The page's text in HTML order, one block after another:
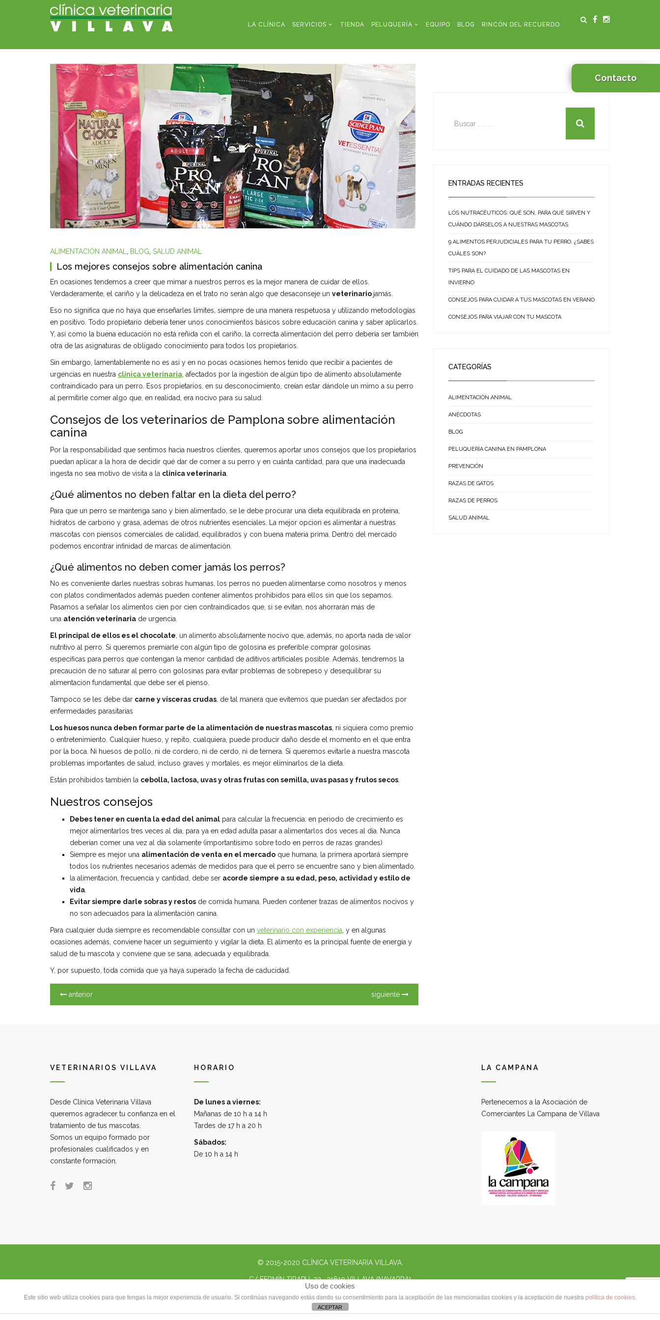
LA CLÍNICA SERVICIOS TIENDA PELUQUERÍA EQUIPO BLOG RINCÓN DEL RECUERDO
Contacto
ALIMENTACIÓN ANIMAL BLOG SALUD ANIMAL
Los mejores consejos sobre alimentación canina
En ocasiones tendemos a creer que mimar a nuestros perros es la mejor manera de cuidar de ellos.
Verdaderamente, el cariño y la delicadeza en el trato no serán algo que desaconseje un veterinario jamás.
Eso no significa que no haya que enseñarles límites, siempre de una manera respetuosa y utilizando metodologías
en positivo. Todo propietario debería tener unos conocimientos básicos sobre educación canina y saber aplicarlos.
Y, así como la buena educación no está reñida con el cariño, la correcta alimentación del perro debería ser también
otra de las asignaturas de obligado conocimiento para todos los propietarios.
Sin embargo, lamentablemente no es así y en no pocas ocasiones hemos tenido que recibir a pacientes de
urgencias en nuestra clínica veterinaria , afectados por la ingestión de algún tipo de alimento absolutamente
contraindicado para un perro. Esos propietarios, en su desconocimiento, creían estar dándole un mimo a su perro
al permitirle comer algo que, en realidad, era nocivo para su salud.
Consejos de los veterinarios de Pamplona sobre alimentación
canina
Por la responsabilidad que sentimos hacia nuestros clientes, queremos aportar unos consejos que los propietarios
puedan aplicar a la hora de decidir qué dar de comer a su perro y en cuánta cantidad, para que una inadecuada
ingesta no sea motivo de visita a la clínica veterinaria
¿Qué alimentos no deben faltar en la dieta del perro?
Para que un perro se mantenga sano y bien alimentado, se le debe procurar una dieta equilibrada en proteina,
hidratos de carbono y grasa, ademas de otros nutrientes esenciales. La mejor opcion es alimentar a nuestras
mascotas con piensos comerciales de calidad, equilibrados y con buena materia prima. Dentro del mercado
podemos encontrar infinidad de marcas de alimentación.
¿Qué alimentos no deben comer jamás los perros?
No es conveniente darles nuestras sobras humanas, los perros no pueden alimentarse como nosotros y menos
con platos condimentados además pueden contener alimentos prohibidos para ellos sin que los sepamos.
Pasamos a señalar los alimentos cien por cien contraindicados que, si se evitan, nos ahorrarán más de
una atención veterinaria de urgencia.
El principal de ellos es el chocolate , un alimento absolutamente nocivo que, además, no aporta nada de valor
nutritivo al perro. Si queremos premiarle con algún tipo de golosina es preferible comprar golosinas
específicas para perros que contengan la menor cantidad de aditivos artificiales posible. Además, tendremos la
precaución de no saturar al perro con golosinas para evitar problemas de sobrepeso y desequilibrar su
alimentacion fundamental que debe ser el pienso.
Tampoco se les debe dar carne y vísceras crudas , de tal manera que evitemos que puedan ser afectados por
enfermedades parasitarias
Los huesos nunca deben formar parte de la alimentación de nuestras mascotas , ni siquiera como premio
o entretenimiento. Cualquier hueso, y repito, cualquiera, puede producir daño desde el momento en el que entra
por la boca. Ni huesos de pollo, ni de cordero, ni de cerdo, ni de ternera. Si queremos evitarle a nuestra mascota
problemas importantes de salud, incluso graves y mortales, es mejor eliminarlos de la dieta.
Están prohibidos también la cebolla, lactosa, uvas y otras frutas con semilla, uvas pasas y frutos secos
Nuestros consejos
Debes tener en cuenta la edad del animal para calcular la frecuencia: en periodo de crecimiento es
mejor alimentarlos tres veces al día, para ya en edad adulta pasar a alimentarlos dos veces al día. Nunca
deberían comer una vez al día solamente (importantísimo sobre todo en perros de razas grandes)
Siempre es mejor una alimentación de venta en el mercado que humana, la primera aportará siempre
todos los nutrientes necesarios además de medidos para que el perro se encuentre sano y bien alimentado.
la alimentación, frecuencia y cantidad, debe ser acorde siempre a su edad, peso, actividad y estilo de
vida
Evitar siempre darle sobras y restos de comida humana. Pueden contener trazas de alimentos nocivos y
no son adecuados para la alimentación canina.
Para cualquier duda siempre es recomendable consultar con un veterinario con experiencia , y en algunas
ocasiones además, conviene hacer un seguimiento y vigilar la dieta. El alimento es la principal fuente de energía y
salud de tu mascota y conviene que se sana, adecuada y equilibrada.
Y, por supuesto, toda comida que ya haya superado la fecha de caducidad.
anterior siguiente
ENTRADAS RECIENTES
LOS NUTRACÉUTICOS: QUÉ SON, PARA QUÉ SIRVEN Y
CUÁNDO DÁRSELOS A NUESTRAS MASCOTAS
9 ALIMENTOS PERJUDICIALES PARA TU PERRO, ¿SABES
CUÁLES SON?
TIPS PARA EL CUIDADO DE LAS MASCOTAS EN
INVIERNO
CONSEJOS PARA CUIDAR A TUS MASCOTAS EN VERANO
CONSEJOS PARA VIAJAR CON TU MASCOTA
CATEGORÍAS
ALIMENTACIÓN ANIMAL
ANÉCDOTAS
BLOG
PELUQUERÍA CANINA EN PAMPLONA
PREVENCIÓN
RAZAS DE GATOS
RAZAS DE PERROS
SALUD ANIMAL
VETERINARIOS VILLAVA
Desde Clínica Veterinaria Villava
queremos agradecer tu confianza en el
tratamiento de tus mascotas.
Somos un equipo formado por
profesionales cualificados y en
constante formación.
HORARIO
De lunes a viernes:
Mañanas de 10 h a 14 h
Tardes de 17 h a 20 h
Sábados:
De 10 h a 14 h
LA CAMPANA
Pertenecemos a la Asociación de
Comerciantes La Campana de Villava
© 2015-2020 CLÍNICA VETERINARIA VILLAVA.
C/ FERMÍN TIRAPU, 22. 31610 VILLAVA (NAVARRA)
CITA PREVIA948 134 811- SÓLO URGENCIAS609 950 704
Uso de cookies
Este sitio web utiliza cookies para que tengas la mejor experiencia de usuario. Si continúas navegando estás dando su consentimiento para la aceptación de las mencionadas cookies y la aceptación de nuestra política de cookies.
ACEPTAR